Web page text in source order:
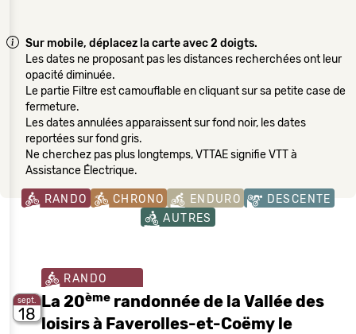
Sur mobile, déplacez la carte avec 2 doigts.
Les dates ne proposant pas les distances recherchées ont leur
opacité diminuée.
Le partie Filtre est camouflable en cliquant sur sa petite case de
fermeture.
Les dates annulées apparaissent sur fond noir, les dates
reportées sur fond gris.
Ne cherchez pas plus longtemps, VTTAE signifie VTT à
Assistance Électrique.
RANDO CHRONO ENDURO
DESCENTE
AUTRES
sept.
18
RANDO
La 20ème randonnée de la Vallée des
loisirs à Faverolles-et-Coëmy le